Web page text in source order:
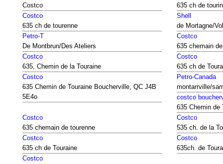
Costco
635 ch de
Costco
635 ch de tourenne
Shell
de Mortagne/
Petro-T
De Montbrun/Des Ateliers
Costco
635 chemain
Costco
635, Chemin de la Touraine
Costco
635 ch de
Costco
635 Chemin de Touraine Boucherville, QC J4B
5E4o
Petro-Canada
montarrville/
costco
635 Chemin de
Costco
635 chemain de tourenne
Costco
535 ch. de la
Costco
635 ch de Touraine
Costco
635ch. de
Costco